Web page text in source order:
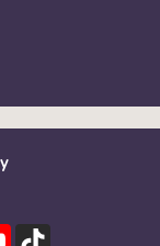
YouTube